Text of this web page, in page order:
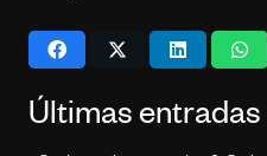
Últimas entradas